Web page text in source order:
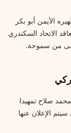
الأيمن أبو بكر
الاتحاد السكندري
من سموحة.
صلاح تمهيدا
الإعلان عنها